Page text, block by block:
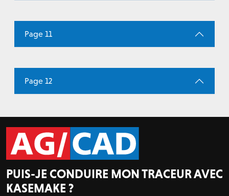
Page 11
Page 12
PUIS-JE CONDUIRE MON TRACEUR AVEC
KASEMAKE ?